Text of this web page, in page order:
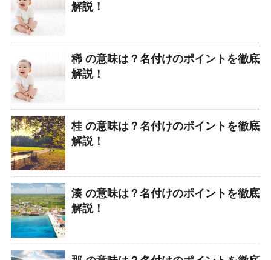
解説！
稀 の意味は？名付けのポイントを徹底
解説！
桂 の意味は？名付けのポイントを徹底
解説！
湊 の意味は？名付けのポイントを徹底
解説！